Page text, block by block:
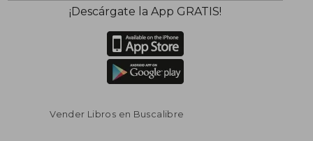
¡Descárgate la App GRATIS!
Vender Libros en Buscalibre